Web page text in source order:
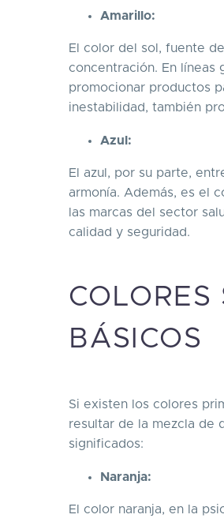
Amarillo:
El color del sol, fuente
concentración. En líneas
promocionar productos
inestabilidad, también
Azul:
El azul, por su parte,
armonía. Además, es el
las marcas del sector
calidad y seguridad.
BÁSICOS
Si existen los colores
resultar de la mezcla de
significados:
Naranja:
El color naranja, en la